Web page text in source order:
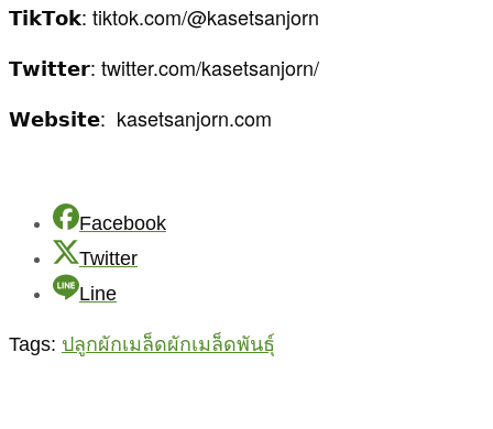
𝗧𝗶𝗸𝗧𝗼𝗸: tiktok.com/@kasetsanjorn
𝗧𝘄𝗶𝘁𝘁𝗲𝗿: twitter.com/kasetsanjorn/
𝗪𝗲𝗯𝘀𝗶𝘁𝗲: kasetsanjorn.com
Facebook
Twitter
Line
Tags: ปลูกผักเมล็ดผักเมล็ดพันธุ์